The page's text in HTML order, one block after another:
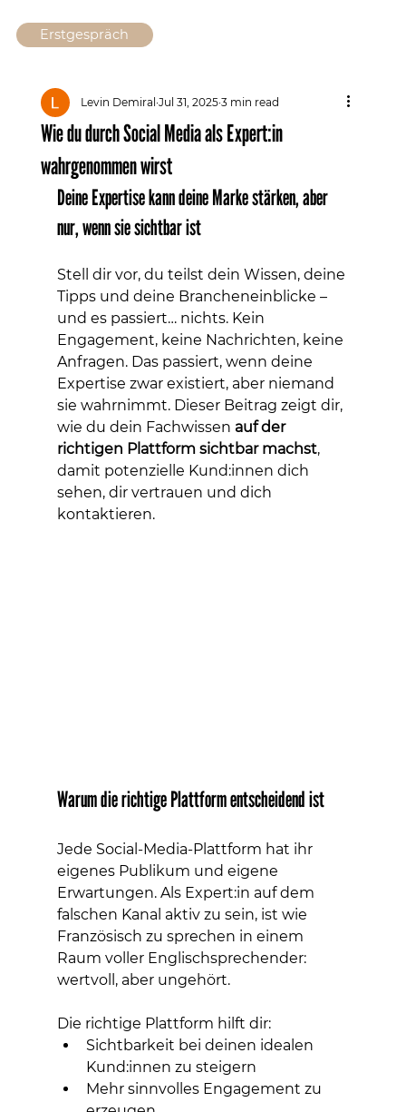
Erstgespräch
Wie du durch Social Media als Expert:in
wahrgenommen wirst
Levin Demiral Jul 31, 2025 3 min read
Deine Expertise kann deine Marke stärken, aber
nur, wenn sie sichtbar ist
Stell dir vor, du teilst dein Wissen, deine
Tipps und deine Brancheneinblicke –
und es passiert… nichts. Kein
Engagement, keine Nachrichten, keine
Anfragen. Das passiert, wenn deine
Expertise zwar existiert, aber niemand
sie wahrnimmt. Dieser Beitrag zeigt dir,
wie du dein Fachwissen auf der
richtigen Plattform sichtbar machst,
damit potenzielle Kund:innen dich
sehen, dir vertrauen und dich
kontaktieren.
Warum die richtige Plattform entscheidend ist
Jede Social-Media-Plattform hat ihr
eigenes Publikum und eigene
Erwartungen. Als Expert:in auf dem
falschen Kanal aktiv zu sein, ist wie
Französisch zu sprechen in einem
Raum voller Englischsprechender:
wertvoll, aber ungehört.
Die richtige Plattform hilft dir:
Sichtbarkeit bei deinen idealen
Kund:innen zu steigern
Mehr sinnvolles Engagement zu